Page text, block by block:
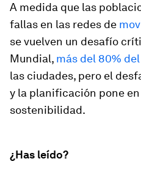
A medida que las
fallas en las redes de
se vuelven un desafío
Mundial, más del 80%
las ciudades, pero el
y la planificación pone en
sostenibilidad.
¿Has leído?